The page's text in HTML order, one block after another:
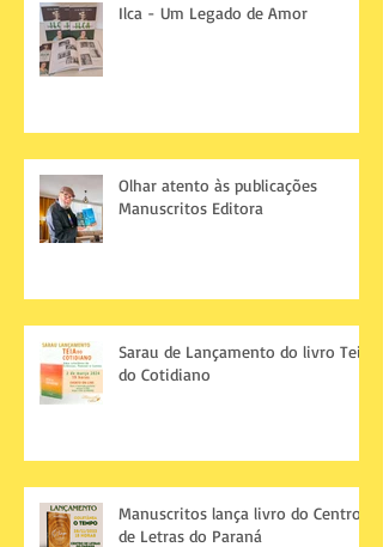
Ilca - Um Legado de Amor
Olhar atento às publicações
Manuscritos Editora
Sarau de Lançamento do livro Teia
do Cotidiano
Manuscritos lança livro do Centro
de Letras do Paraná